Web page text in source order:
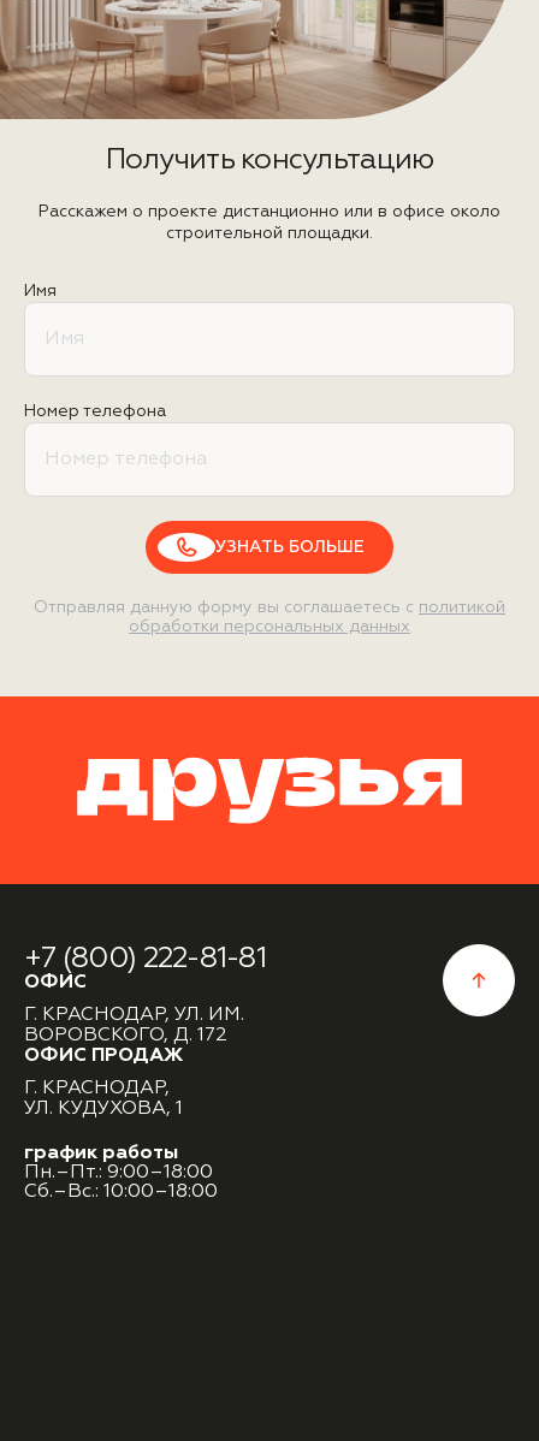
Получить консультацию
Расскажем о проекте дистанционно или в офисе около
строительной площадки.
Имя
Номер телефона
УЗНАТЬ БОЛЬШЕ
Отправляя данную форму вы соглашаетесь с политикой
обработки персональных данных
+7 (800) 222-81-81
ОФИС
Г. КРАСНОДАР, УЛ. ИМ.
ВОРОВСКОГО, Д. 172
ОФИС ПРОДАЖ
Г. КРАСНОДАР,
УЛ. КУДУХОВА, 1
график работы
Пн.–Пт.: 9:00–18:00
Сб.–Вс.: 10:00–18:00